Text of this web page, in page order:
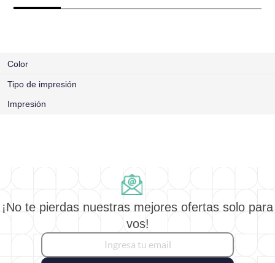
Color
Tipo de impresión
Impresión
¡No te pierdas nuestras mejores ofertas solo para
vos!